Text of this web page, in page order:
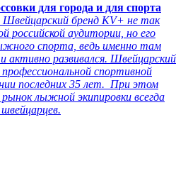
для города и для спорта
Швейцарский бренд KV+ не так
российской аудитории, но его
спорта, ведь именно там
активно развивался. Швейцарский
спортивной
последних 35 лет. При этом
лыжной экипировки всегда